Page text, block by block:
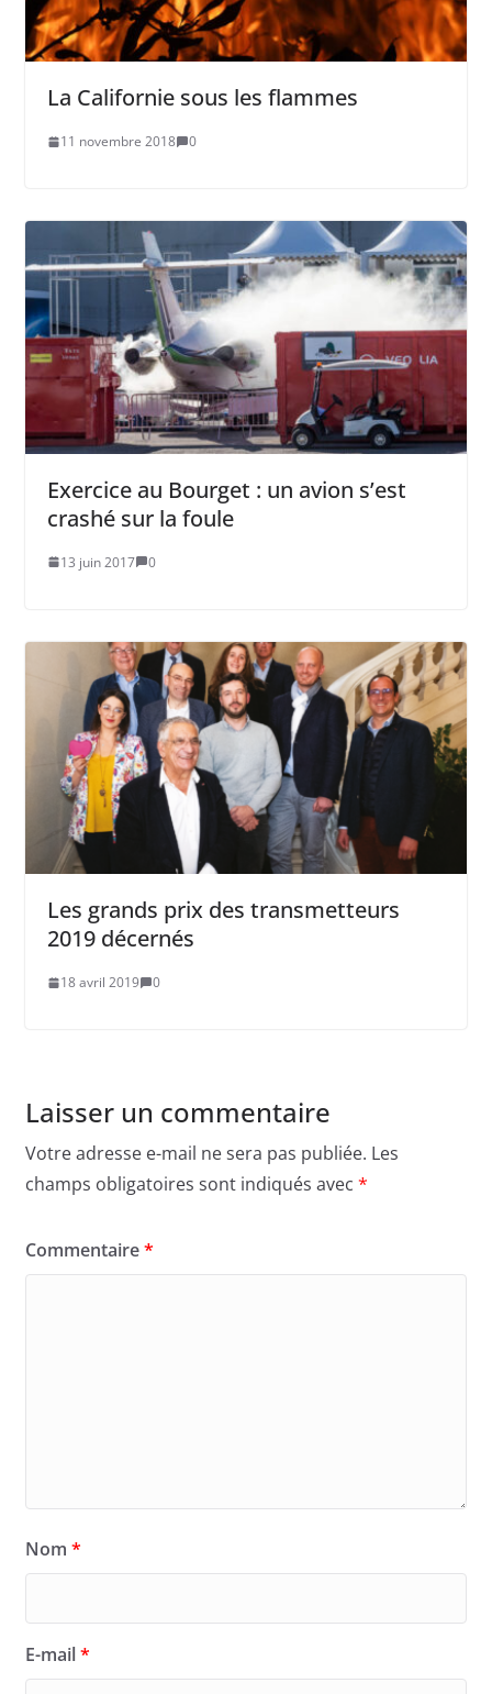
La Californie sous les flammes
11 novembre 2018 0
Exercice au Bourget : un avion s’est
crashé sur la foule
13 juin 2017 0
Les grands prix des transmetteurs
2019 décernés
18 avril 2019 0
Laisser un commentaire
Votre adresse e-mail ne sera pas publiée. Les
champs obligatoires sont indiqués avec *
Commentaire*
Nom *
E-mail*